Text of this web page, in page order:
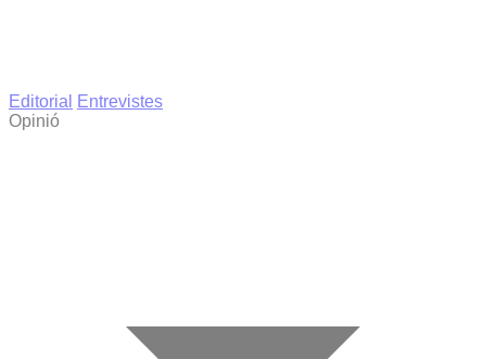
Editorial
Entrevistes
Opinió